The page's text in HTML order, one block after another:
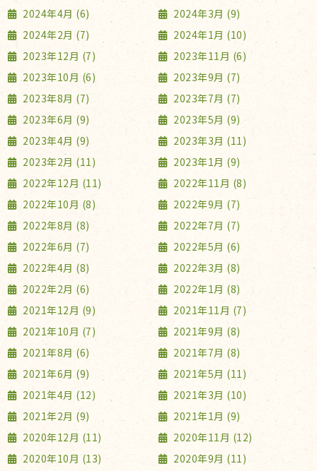
2024年4月 (6)
2024年3月 (9)
2024年2月 (7)
2024年1月 (10)
2023年12月 (7)
2023年11月 (6)
2023年10月 (6)
2023年9月 (7)
2023年8月 (7)
2023年7月 (7)
2023年6月 (9)
2023年5月 (9)
2023年4月 (9)
2023年3月 (11)
2023年2月 (11)
2023年1月 (9)
2022年12月 (11)
2022年11月 (8)
2022年10月 (8)
2022年9月 (7)
2022年8月 (8)
2022年7月 (7)
2022年6月 (7)
2022年5月 (6)
2022年4月 (8)
2022年3月 (8)
2022年2月 (6)
2022年1月 (8)
2021年12月 (9)
2021年11月 (7)
2021年10月 (7)
2021年9月 (8)
2021年8月 (6)
2021年7月 (8)
2021年6月 (9)
2021年5月 (11)
2021年4月 (12)
2021年3月 (10)
2021年2月 (9)
2021年1月 (9)
2020年12月 (11)
2020年11月 (12)
2020年10月 (13)
2020年9月 (11)